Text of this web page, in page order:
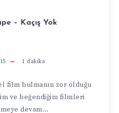
– Kaçış Yok
1 dakika
film bulmanın zor olduğu
ve beğendiğim filmleri
devam…